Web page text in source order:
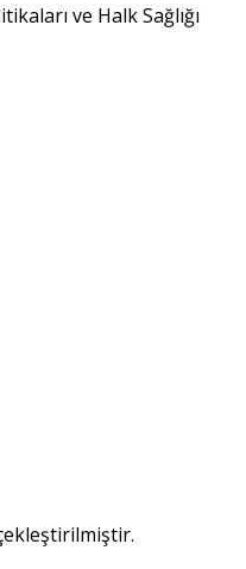
ve Halk Sağlığı